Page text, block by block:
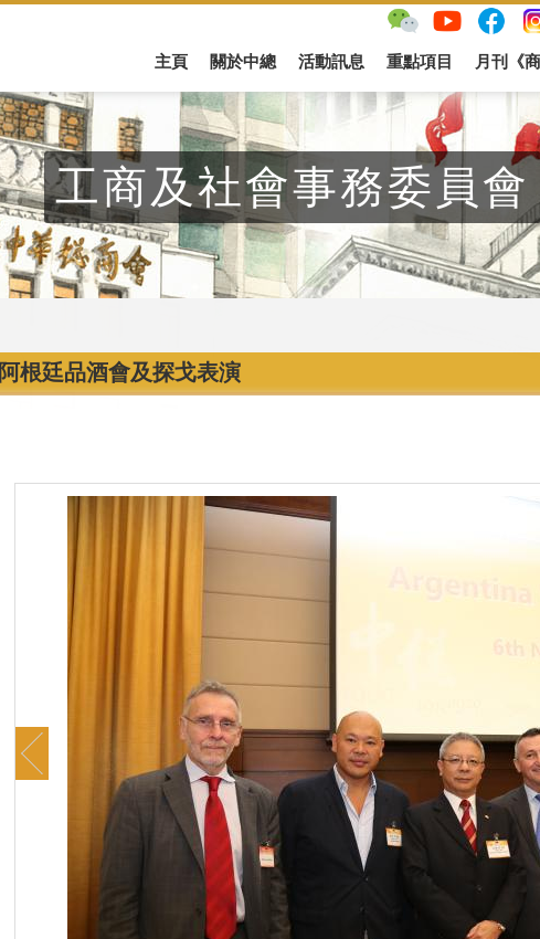
主頁 關於中總 活動訊息 重點項目 月刊《
工商及社會事務委員會
阿根廷品酒會及探戈表演
Previous